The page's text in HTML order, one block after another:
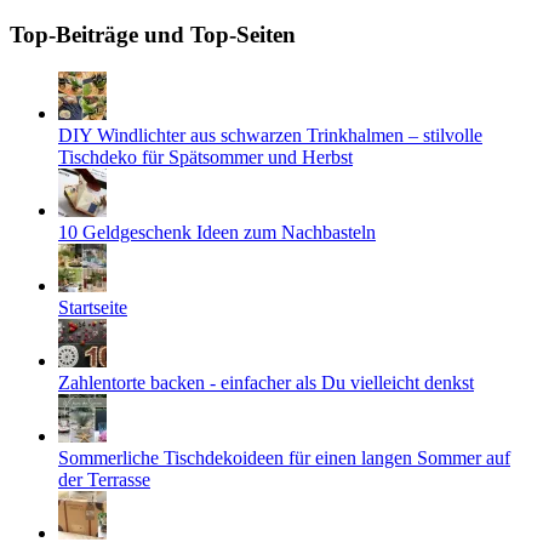
Top-Beiträge und Top-Seiten
DIY Windlichter aus schwarzen Trinkhalmen – stilvolle
Tischdeko für Spätsommer und Herbst
10 Geldgeschenk Ideen zum Nachbasteln
Startseite
Zahlentorte backen - einfacher als Du vielleicht denkst
Sommerliche Tischdekoideen für einen langen Sommer auf
der Terrasse